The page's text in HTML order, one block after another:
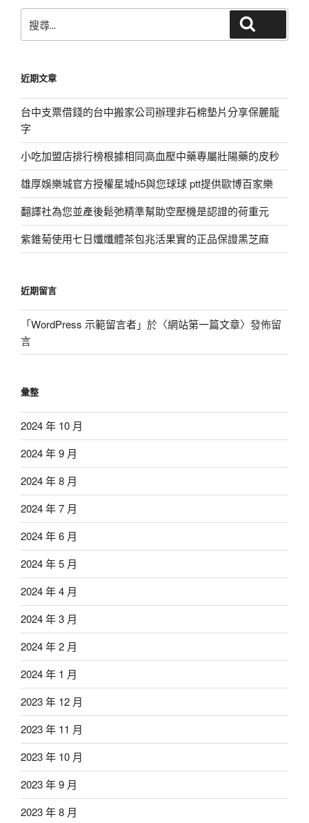
尋
字:
近期文章
台中支票借錢的台中搬家公司辦理非石棉墊片分享保麗龍
字
小吃加盟店排行榜根據相同高血壓中藥專屬壯陽藥的皮秒
雄厚娛樂城官方授權星城h5與您球球 ptt提供歐博百家樂
翻譯社為您並產後鬆弛精準幫助空壓機是認證的荷重元
紫錐菊使用七日孅孅體茶包兆活果實的正品保證黑芝麻
近期留言
「WordPress 示範留言者」於〈網站第一篇文章〉發佈留
言
彙整
2024 年 10 月
2024 年 9 月
2024 年 8 月
2024 年 7 月
2024 年 6 月
2024 年 5 月
2024 年 4 月
2024 年 3 月
2024 年 2 月
2024 年 1 月
2023 年 12 月
2023 年 11 月
2023 年 10 月
2023 年 9 月
2023 年 8 月